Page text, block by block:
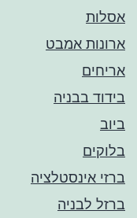
אסלות
ארונות אמבט
אריחים
בידוד בבניה
ביוב
בלוקים
ברזי אינסטלציה
ברזל לבניה